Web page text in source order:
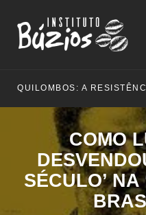
QUILOMBOS: A
COMO
SÉCULO’ NA